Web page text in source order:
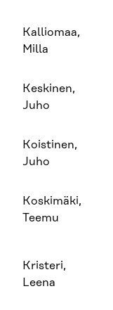
Kalliomaa,
Milla
Keskinen,
Juho
Koistinen,
Juho
Koskimäki,
Teemu
Kristeri,
Leena